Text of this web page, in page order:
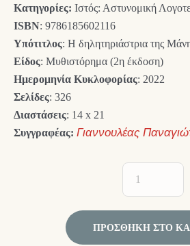
13,50
Κατηγορίες: Ιστός: Αστυνομική
ISBN: 9786185602116
Υπότιτλος: Η δηλητηριάστρια της
Είδος: Μυθιστόρημα (2η έκδοση)
Ημερομηνία Κυκλοφορίας: 2022
Σελίδες: 326
Διαστάσεις: 14 x 21
Συγγραφέας: Γιαννουλέας
ΠΡΟΣΘΉΚΗ ΣΤΟ